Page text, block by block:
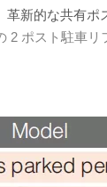
革新的な共有
2 ポスト駐車